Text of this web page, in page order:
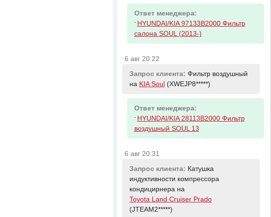
Ответ менеджера:
- HYUNDAI/KIA 97133B2000 Фильтр
салона SOUL (2013-)
6 авг 20:22
Запрос клиента: Фильтр воздушный
на KIA Soul (XWEJP8*****)
Ответ менеджера:
- HYUNDAI/KIA 28113B2000 Фильтр
воздушный SOUL 13
6 авг 20:31
Запрос клиента: Катушка
индуктивности компрессора
кондицирнера на
Toyota Land Cruiser Prado
(JTEAM2*****)